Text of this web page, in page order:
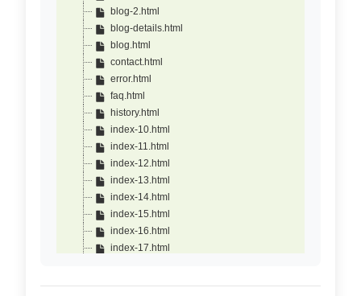
blog-2.html
blog-details.html
blog.html
contact.html
error.html
faq.html
history.html
index-10.html
index-11.html
index-12.html
index-13.html
index-14.html
index-15.html
index-16.html
index-17.html